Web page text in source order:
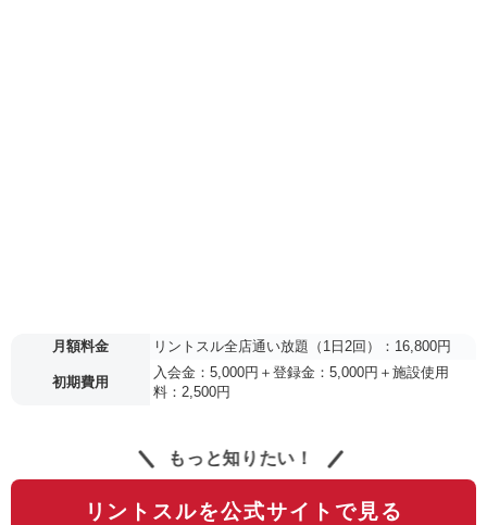
月額料金 リントスル全店通い放題（1日2回）：16,800円
初期費用
入会金：5,000円＋登録金：5,000円＋施設使用
料：2,500円
もっと知りたい！
リントスルを公式サイトで見る